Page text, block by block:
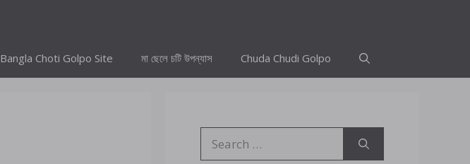
Bangla Choti Golpo Site মা ছেলে চটি উপন্যাস Chuda Chudi Golpo
for: